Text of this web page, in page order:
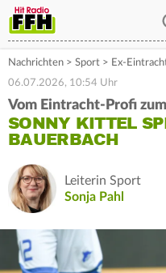
Nachrichten > Sport > Ex-
06.07.2026, 10:54 Uhr
Vom Eintracht-Profi
SONNY KITTEL
BAUERBACH
Leiterin Sport
Sonja Pahl